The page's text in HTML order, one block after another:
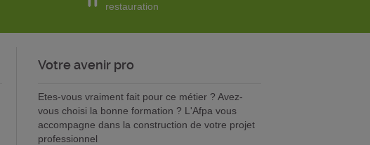
restauration
Votre avenir pro
Etes-vous vraiment fait pour ce métier ? Avez-
vous choisi la bonne formation ? L'Afpa vous
accompagne dans la construction de votre projet
professionnel